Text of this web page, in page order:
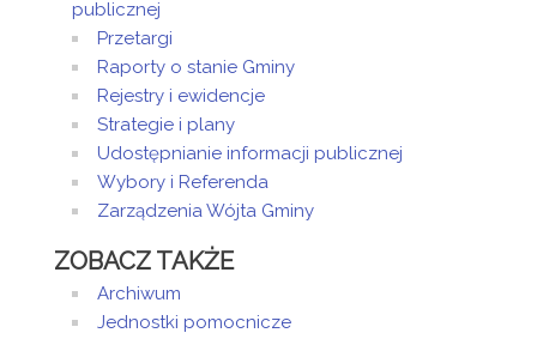
publicznej
Przetargi
Raporty o stanie Gminy
Rejestry i ewidencje
Strategie i plany
Udostępnianie informacji publicznej
Wybory i Referenda
Zarządzenia Wójta Gminy
ZOBACZ TAKŻE
Archiwum
Jednostki pomocnicze